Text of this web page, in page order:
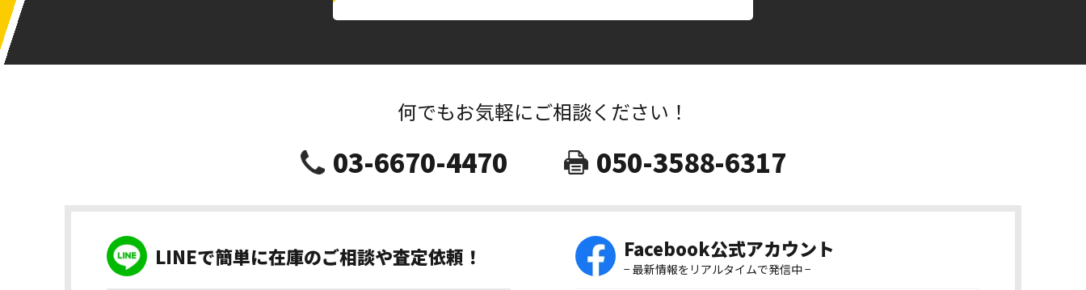
何でもお気軽にご相談ください！
03-6670-4470 050-3588-6317
LINEで簡単に在庫のご相談や査定依頼！ Facebook公式アカウント
− 最新情報をリアルタイムで発信中 −